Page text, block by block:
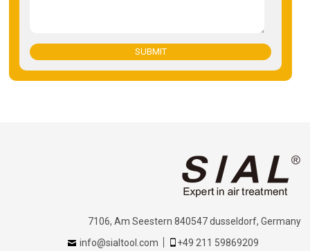
SUBMIT
7106, Am Seestern 840547 dusseldorf, Germany
info@sialtool.com
+49 211 59869209